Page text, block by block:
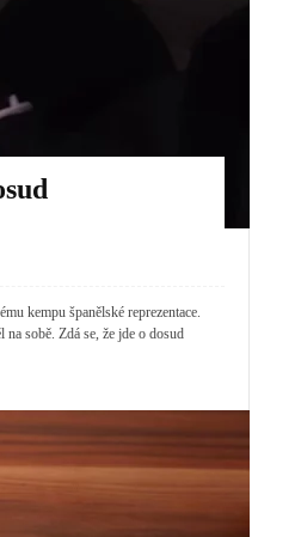
kempu španělské reprezentace.
sobě. Zdá se, že jde o dosud